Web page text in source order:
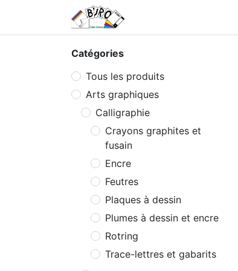
Catégories
Tous les produits
Arts graphiques
Calligraphie
Crayons graphites et
fusain
Encre
Feutres
Plaques à dessin
Plumes à dessin et encre
Rotring
Trace-lettres et gabarits